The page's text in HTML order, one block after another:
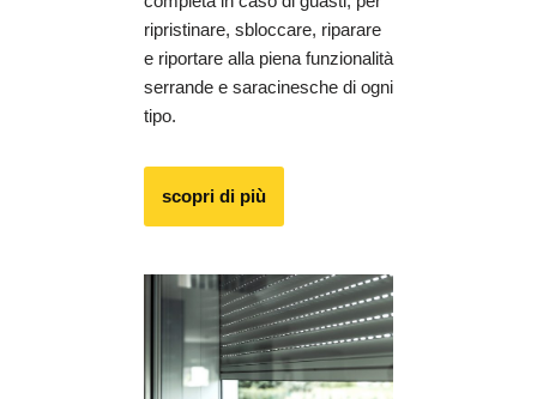
ripristinare, sbloccare, riparare
e riportare alla piena funzionalità
serrande e saracinesche di ogni
tipo.
scopri di più